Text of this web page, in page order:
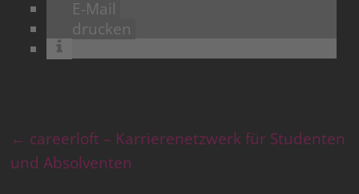
E-Mail
drucken
← careerloft – Karrierenetzwerk für Studenten
und Absolventen